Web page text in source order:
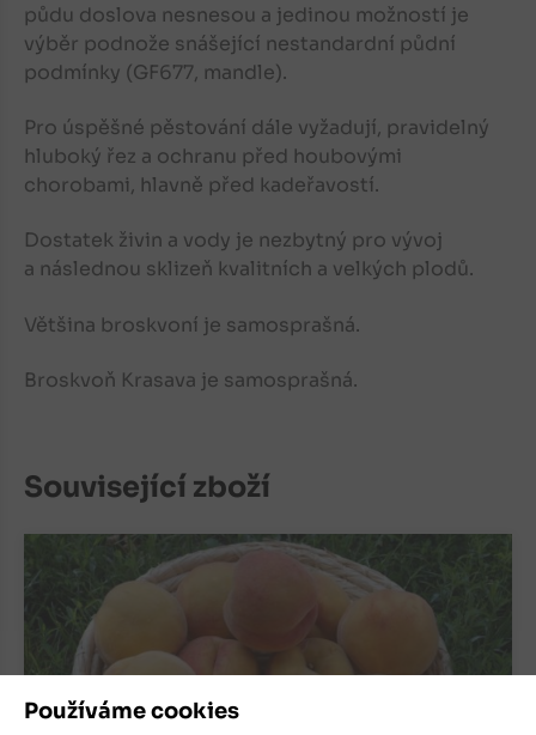
Používáme cookies
půdu doslova nesnesou a jedinou možností je
výběr podnože snášející nestandardní půdní
podmínky (GF677, mandle).
Pro úspěšné pěstování dále vyžadují, pravidelný
hluboký řez a ochranu před houbovými
chorobami, hlavně před kadeřavostí.
Dostatek živin a vody je nezbytný pro vývoj
a následnou sklizeň kvalitních a velkých plodů.
Většina broskvoní je samosprašná.
Broskvoň Krasava je samosprašná.
Související zboží